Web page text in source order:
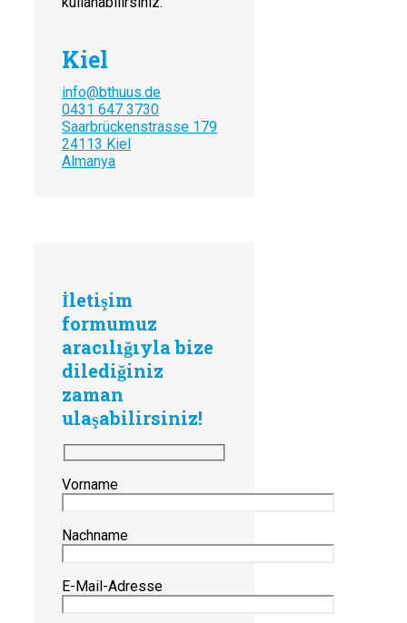
Kiel
info@bthuus.de
0431 647 3730
Saarbrückenstrasse 179
24113 Kiel
Almanya
İletişim
formumuz
aracılığıyla bize
dilediğiniz
zaman
ulaşabilirsiniz!
Vorname
Nachname
E-Mail-Adresse